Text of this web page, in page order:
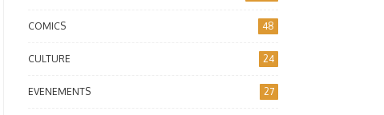
COMICS 48
CULTURE 24
EVENEMENTS 27